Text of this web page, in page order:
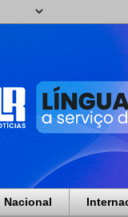
Nacional